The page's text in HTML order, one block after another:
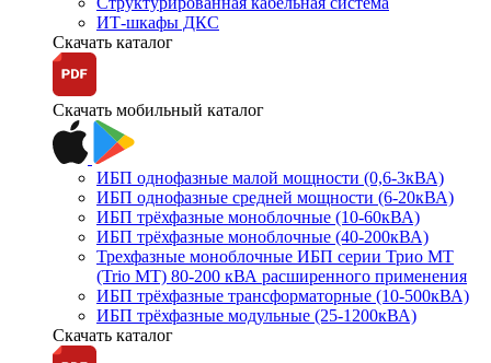
ИТ-шкафы ДКС
Скачать каталог
Скачать мобильный каталог
ИБП однофазные малой мощности (0,6-3кВА)
ИБП однофазные средней мощности (6-20кВА)
ИБП трёхфазные моноблочные (10-60кВА)
ИБП трёхфазные моноблочные (40-200кВА)
Трехфазные моноблочные ИБП серии Трио МТ
(Trio MT) 80-200 кВА расширенного применения
ИБП трёхфазные трансформаторные (10-500кВА)
ИБП трёхфазные модульные (25-1200кВА)
Скачать каталог